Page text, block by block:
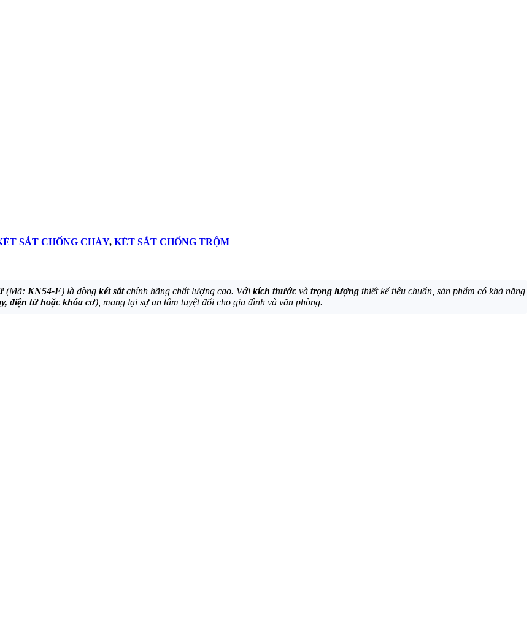
SẮT CHỐNG CHÁY, KÉT SẮT CHỐNG TRỘM
(Mã: KN54-E) là dòng két sắtchính hãng chất lượng cao. Với kích thước và trọng lượng thiết kế tiêu chuẩn, sản phẩm có khả năng
điện tử hoặc khóa cơ), mang lại sự an tâm tuyệt đối cho gia đình và văn phòng.